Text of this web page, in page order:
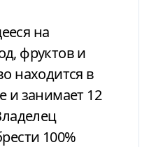
на
фруктов и
находится в
и занимает 12
100%